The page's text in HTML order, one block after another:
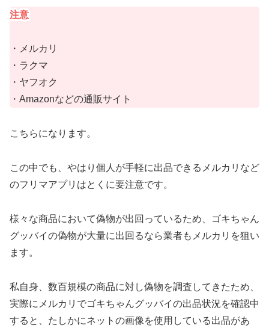
注意
・メルカリ
・ラクマ
・ヤフオク
・Amazonなどの通販サイト
こちらになります。
この中でも、やはり 個人が手軽に出品できるメルカリなど
のフリマアプリはとくに要注意です。
様々な商品において偽物が出回っているため、ゴキちゃん
グッバイの偽物が大量に出回るなら業者もメルカリを狙い
ます。
私自身、数百規模の商品に対し偽物を調査してきたため、
実際にメルカリでゴキちゃんグッバイの出品状況を確認中
すると、たしかにネットの画像を使用している出品があ